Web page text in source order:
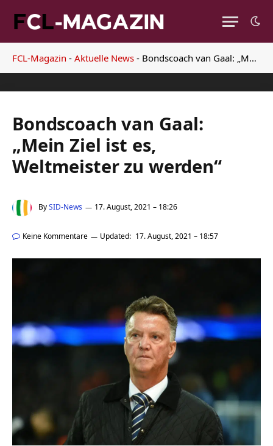
FCL-Magazin - Aktuelle News - Bondscoach van Gaal: „Mein Ziel ist es, Weltmeister zu werden“
Bondscoach van Gaal:
„Mein Ziel ist es,
Weltmeister zu werden“
BySID-News 17. August, 2021 – 18:26
Keine Kommentare Updated: 17. August, 2021 – 18:57